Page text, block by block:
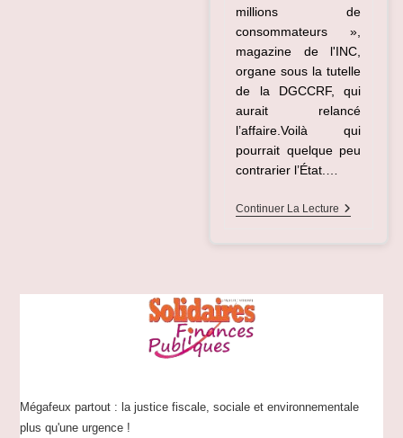
millions de
consommateurs »,
magazine de l'INC,
organe sous la tutelle
de la DGCCRF, qui
aurait relancé
l’affaire.Voilà qui
pourrait quelque peu
contrarier l’État.…
Continuer La Lecture L’ETAT,
Mégafeux partout : la justice fiscale, sociale et environnementale
plus qu'une urgence !